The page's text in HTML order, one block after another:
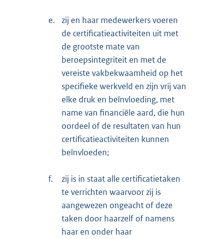
e.
zij en haar medewerkers voeren
de certificatieactiviteiten uit met
de grootste mate van
beroepsintegriteit en met de
vereiste vakbekwaamheid op het
specifieke werkveld en zijn vrij van
elke druk en beïnvloeding, met
name van financiële aard, die hun
oordeel of de resultaten van hun
certificatieactiviteiten kunnen
beïnvloeden;
f.
zij is in staat alle certificatietaken
te verrichten waarvoor zij is
aangewezen ongeacht of deze
taken door haarzelf of namens
haar en onder haar